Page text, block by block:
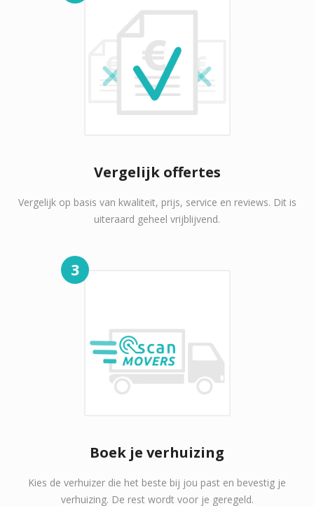
Vergelijk offertes
Vergelijk op basis van kwaliteit, prijs, service en reviews. Dit is
uiteraard geheel vrijblijvend.
3
Boek je verhuizing
Kies de verhuizer die het beste bij jou past en bevestig je
verhuizing. De rest wordt voor je geregeld.